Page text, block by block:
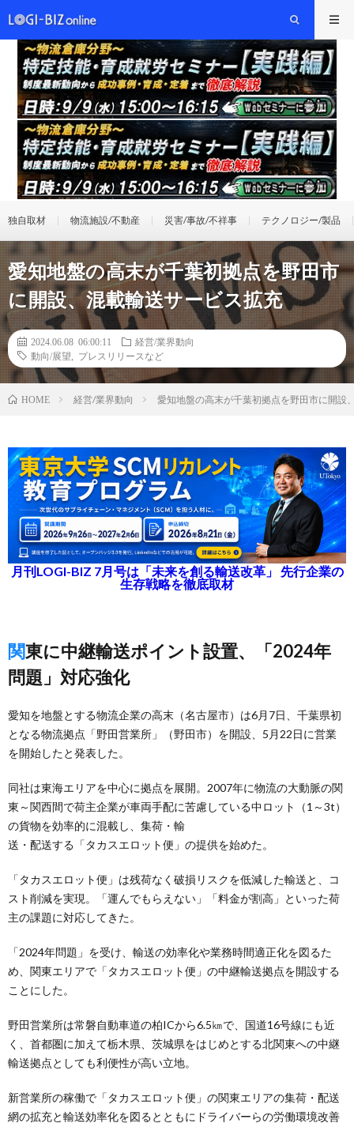
独自取材 物流施設/不動産 災害/事故/不祥事 テクノロジー/製品
愛知地盤の高末が千葉初拠点を野田市
に開設、混載輸送サービス拡充
2024.06.08 06:00:11
経営/業界動向
動向/展望
プレスリリースなど
HOME 経営/業界動向 愛知地盤の高末が千葉初拠点を野田市に開設
月刊LOGI-BIZ 7月号は「未来を創る輸送改革」 先行企業の
生存戦略を徹底取材
関東に中継輸送ポイント設置、「2024年
問題」対応強化
愛知を地盤とする物流企業の高末（名古屋市）は6月7日、千葉県初
となる物流拠点「野田営業所」（野田市）を開設、5月22日に営業
を開始したと発表した。
同社は東海エリアを中心に拠点を展開。2007年に物流の大動脈の関
東～関西間で荷主企業が車両手配に苦慮している中ロット（1～3t）
の貨物を効率的に混載し、集荷・輸
送・配送する「タカスエロット便」の提供を始めた。
「タカスエロット便」は残荷なく破損リスクを低減した輸送と、コ
スト削減を実現。「運んでもらえない」「料金が割高」といった荷
主の課題に対応してきた。
「2024年問題」を受け、輸送の効率化や業務時間適正化を図るた
め、関東エリアで「タカスエロット便」の中継輸送拠点を開設する
ことにした。
野田営業所は常磐自動車道の柏ICから6.5㎞で、国道16号線にも近
く、首都圏に加えて栃木県、茨城県をはじめとする北関東への中継
輸送拠点としても利便性が高い立地。
新営業所の稼働で「タカスエロット便」の関東エリアの集荷・配送
網の拡充と輸送効率化を図るとともにドライバーらの労働環境改善